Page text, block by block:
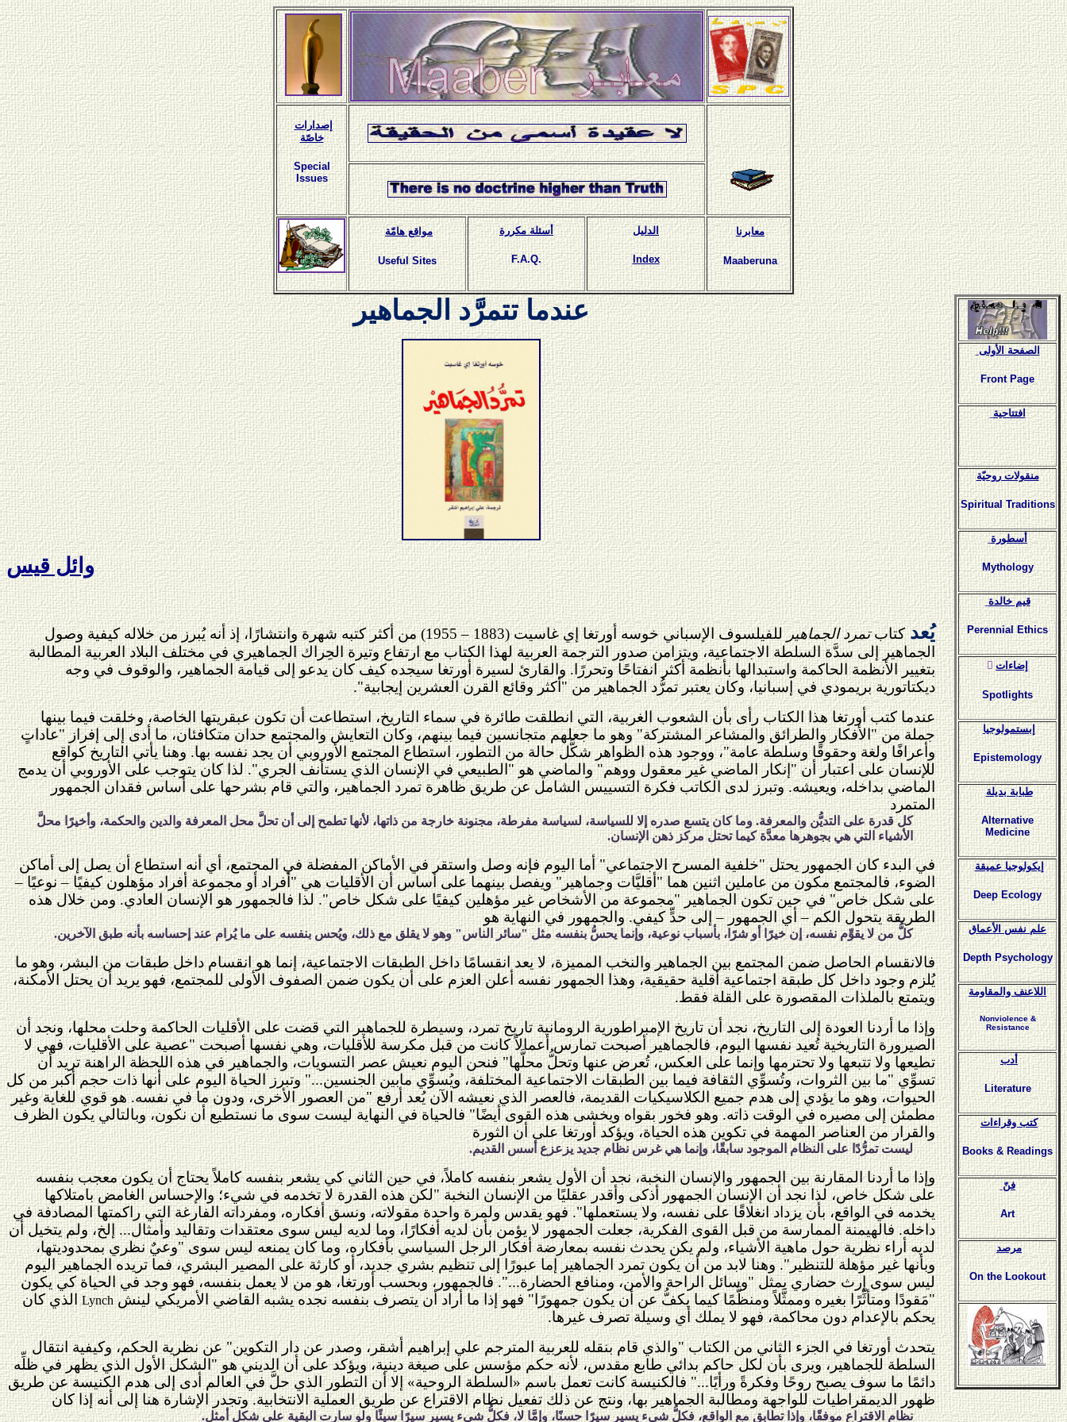
إصدارات
خاصّة
Special
Issues
مواقع هامّة
Useful Sites
أسئلة مكررة
F.A.Q.
الدليل
Index
معابرنا
Maaberuna
عندما تتمرَّد الجماهير
وائل قيس
يُعد كتابتمرد الجماهير
للفيلسوف الإسباني خوسه أورتغا إي غاسيت (1883 – 1955) من أكثر كتبه شهرة وانتشارًا، إذ أنه يُبرز من خلاله كيفية وصول
الجماهير إلى سدَّة السلطة الاجتماعية، ويتزامن صدور الترجمة العربية لهذا الكتاب مع ارتفاع وتيرة الحِراك الجماهيري في مختلف البلاد العربية المطالبة
بتغيير الأنظمة الحاكمة واستبدالها بأنظمة أكثر انفتاحًا وتحررًا. والقارئ لسيرة أورتغا سيجده كيف كان يدعو إلى قيامة الجماهير، والوقوف في وجه
ديكتاتورية بريمودي في إسبانيا، وكان يعتبر تمرُّد الجماهير من "أكثر وقائع القرن العشرين إيجابية".
عندما كتب أورتغا هذا الكتاب رأى بأن الشعوب الغربية، التي انطلقت طائرة في سماء التاريخ، استطاعت أن تكون عبقريتها الخاصة، وخلقت فيما بينها
جملة من "الأفكار والطرائق والمشاعر المشتركة" وهو ما جعلهم متجانسين فيما بينهم، وكان التعايش والمجتمع حدان متكافئان، ما أدى إلى إفراز "عاداتٍ
وأعرافًا ولغة وحقوقًا وسلطة عامة"، ووجود هذه الظواهر شكَّل حالة من التطور، استطاع المجتمع الأوروبي أن يجد نفسه بها. وهنا يأتي التاريخ كواقع
للإنسان على اعتبار أن "إنكار الماضي غير معقول ووهم" والماضي هو "الطبيعي في الإنسان الذي يستأنف الجري". لذا كان يتوجب على الأوروبي أن يدمج
الماضي بداخله، ويعيشه. وتبرز لدى الكاتب فكرة التسييس الشامل عن طريق ظاهرة تمرد الجماهير، والتي قام بشرحها على أساس فقدان الجمهور
المتمرد
كل قدرة على التديُّن والمعرفة. وما كان يتسع صدره إلا للسياسة، لسياسة مفرطة، مجنونة خارجة من ذاتها، لأنها تطمح إلى أن تحلَّ محل المعرفة والدين والحكمة، وأخيرًا محلَّ
الأشياء التي هي بجوهرها معدَّة كيما تحتل مركز ذهن الإنسان.
في البدء كان الجمهور يحتل "خلفية المسرح الاجتماعي" أما اليوم فإنه وصل واستقر في الأماكن المفضلة في المجتمع، أي أنه استطاع أن يصل إلى أماكن
الضوء، فالمجتمع مكون من عاملين اثنين هما "أقليَّات وجماهير" ويفصل بينهما على أساس أن الأقليات هي "أفراد أو مجموعة أفراد مؤهلون كيفيًا – نوعيًا –
على شكل خاص" في حين تكون الجماهير "مجموعة من الأشخاص غير مؤهلين كيفيًا على شكل خاص". لذا فالجمهور هو الإنسان العادي. ومن خلال هذه
الطريقة يتحول الكم – أي الجمهور – إلى حدٍّ كيفي. والجمهور في النهاية هو
كلُّ من لا يقوِّم نفسه، إن خيرًا أو شرًا، بأسباب نوعية، وإنما يحسُّ بنفسه مثل "سائر الناس" وهو لا يقلق مع ذلك، ويُحس بنفسه على ما يُرام عند إحساسه بأنه طبق الآخرين.
فالانقسام الحاصل ضمن المجتمع بين الجماهير والنخب المميزة، لا يعد انقسامًا داخل الطبقات الاجتماعية، إنما هو انقسام داخل طبقات من البشر، وهو ما
يُلزم وجود داخل كل طبقة اجتماعية أقلية حقيقية، وهذا الجمهور نفسه أعلن العزم على أن يكون ضمن الصفوف الأولى للمجتمع، فهو يريد أن يحتل الأمكنة،
ويتمتع بالملذات المقصورة على القلة فقط.
وإذا ما أردنا العودة إلى التاريخ، نجد أن تاريخ الإمبراطورية الرومانية تاريخ تمرد، وسيطرة للجماهير التي قضت على الأقليات الحاكمة وحلت محلها، ونجد أن
الصيرورة التاريخية تُعيد نفسها اليوم، فالجماهير أصبحت تمارس أعمالاً كانت من قبل مكرسة للأقليات، وهي نفسها أصبحت "عصية على الأقليات، فهي لا
تطيعها ولا تتبعها ولا تحترمها وإنما على العكس، تُعرض عنها وتحلُّ محلَّها" فنحن اليوم نعيش عصر التسويات، والجماهير في هذه اللحظة الراهنة تريد أن
تسوِّي "ما بين الثروات، وتُسوِّي الثقافة فيما بين الطبقات الاجتماعية المختلفة، ويُسوِّي مابين الجنسين..." وتبرز الحياة اليوم على أنها ذات حجم أكبر من كل
الحيوات، وهو ما يؤدي إلى هدم جميع الكلاسيكيات القديمة، فالعصر الذي نعيشه الآن يُعد أرفع "من العصور الأخرى، ودون ما في نفسه. هو قوي للغاية وغير
مطمئن إلى مصيره في الوقت ذاته. وهو فخور بقواه ويخشى هذه القوى أيضًا" فالحياة في النهاية ليست سوى ما نستطيع أن نكون، وبالتالي يكون الظرف
والقرار من العناصر المهمة في تكوين هذه الحياة، ويؤكد أورتغا على أن الثورة
ليست تمرُّدًا على النظام الموجود سابقًا، وإنما هي غرس نظام جديد يزعزع أسس القديم.
وإذا ما أردنا المقارنة بين الجمهور والإنسان النخبة، نجد أن الأول يشعر بنفسه كاملاً، في حين الثاني كي يشعر بنفسه كاملاً يحتاج أن يكون معجب بنفسه
على شكل خاص، لذا نجد أن الإنسان الجمهور أذكى وأقدر عقليًا من الإنسان النخبة "لكن هذه القدرة لا تخدمه في شيء؛ والإحساس الغامض بامتلاكها
يخدمه في الواقع، بأن يزداد انغلاقًا على نفسه، ولا يستعملها". فهو يقدس ولمرة واحدة مقولاته، ونسق أفكاره، ومفرداته الفارغة التي راكمتها المصادفة في
داخله. فالهيمنة الممارسة من قبل القوى الفكرية، جعلت الجمهور لا يؤمن بأن لديه أفكارًا، وما لديه ليس سوى معتقدات وتقاليد وأمثال... إلخ، ولم يتخيل أن
لديه أراء نظرية حول ماهية الأشياء، ولم يكن يحدث نفسه بمعارضة أفكار الرجل السياسي بأفكاره، وما كان يمنعه ليس سوى "وعيٌ نظري بمحدوديتها،
وبأنها غير مؤهلة للتنظير". وهنا لابد من أن يكون تمرد الجماهير إما عبورًا إلى تنظيم بشري جديد، أو كارثة على المصير البشري، فما تريده الجماهير اليوم
ليس سوى إرث حضاري يمثل "وسائل الراحة والأمن، ومنافع الحضارة...". فالجمهور، وبحسب أورتغا، هو من لا يعمل بنفسه، فهو وجد في الحياة كي يكون
"مَقودًا ومتأثِّرًا بغيره وممثَّلاً ومنظَّمًا كيما يكفُّ عن أن يكون جمهورًا" فهو إذا ما أراد أن يتصرف بنفسه نجده يشبه القاضي الأمريكي لينشLynch الذي كان
يحكم بالإعدام دون محاكمة، فهو لا يملك أي وسيلة تصرف غيرها.
يتحدث أورتغا في الجزء الثاني من الكتاب "والذي قام بنقله للعربية المترجم علي إبراهيم أشقر، وصدر عن دار التكوين" عن نظرية الحكم، وكيفية انتقال
السلطة للجماهير، ويرى بأن لكل حاكم بدائي طابع مقدس، لأنه حكم مؤسس على صيغة دينية، ويؤكد على أن الديني هو "الشكل الأول الذي يظهر في ظلِّه
دائمًا ما سوف يصبح روحًا وفكرةً ورأيًا..." فالكنيسة كانت تعمل باسم «السلطة الروحية» إلا أن التطور الذي حلَّ في العالم أدى إلى هدم الكنيسة عن طريق
ظهور الديمقراطيات للواجهة ومطالبة الجماهير بها، ونتج عن ذلك تفعيل نظام الاقتراع عن طريق العملية الانتخابية. وتجدر الإشارة هنا إلى أنه إذا كان
نظام الاقتراع موفقًا، وإذا تطابق مع الواقع، فكلُّ شيء يسير سيرًا حسنًا، وإمَّا لا، فكلُّ شيء يسير سيرًا سيئًا ولو سارت البقية على شكل أمثل.
الصفحة الأولى
Front Page
افتتاحية
منقولات روحيّة
Spiritual Traditions
أسطورة
Mythology
قيم خالدة
Perennial Ethics
ٍإضاءات
Spotlights
إبستمولوجيا
Epistemology
طبابة بديلة
Alternative
Medicine
إيكولوجيا عميقة
Deep Ecology
علم نفس الأعماق
Depth Psychology
اللاعنف والمقاومة
Nonviolence &
Resistance
أدب
Literature
كتب وقراءات
Books & Readings
فنّ
Art
مرصد
On the Lookout